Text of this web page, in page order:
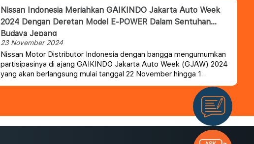
Nissan Indonesia Meriahkan GAIKINDO Jakarta Auto Week
2024 Dengan Deretan Model E-POWER Dalam Sentuhan
Budaya Jepang
23 November 2024
Nissan Motor Distributor Indonesia dengan bangga mengumumkan
partisipasinya di ajang GAIKINDO Jakarta Auto Week (GJAW) 2024
yang akan berlangsung mulai tanggal 22 November hingga 1
Desember 2024 di Indonesia Convention Exhibition (ICE) BSD,
Tangerang. Pada kesempatan ini, Nissan akan menampilkan
teknologi e-POWER melalui model-model unggulan Nissan Serena
e-POWER, Nissan Kicks e-POWER serta model-model lain yang